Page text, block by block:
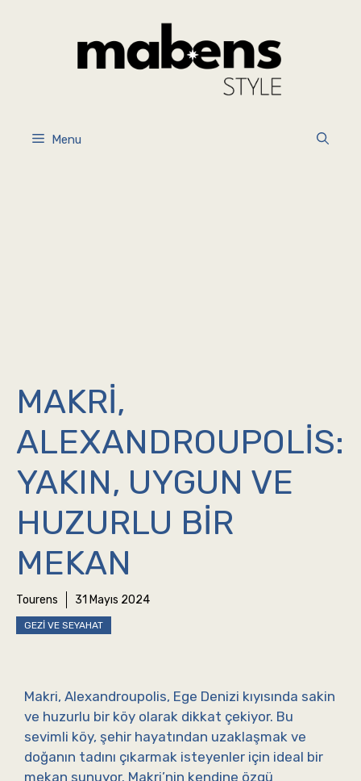
Menu
MAKRI,
ALEXANDROUPOLIS:
YAKIN, UYGUN VE
HUZURLU BIR
MEKAN
Tourens 31 Mayıs 2024
GEZI VE SEYAHAT
Makri, Alexandroupolis, Ege Denizi kıyısında sakin
ve huzurlu bir köy olarak dikkat çekiyor. Bu
sevimli köy, şehir hayatından uzaklaşmak ve
doğanın tadını çıkarmak isteyenler için ideal bir
mekan sunuyor. Makri’nin kendine özgü